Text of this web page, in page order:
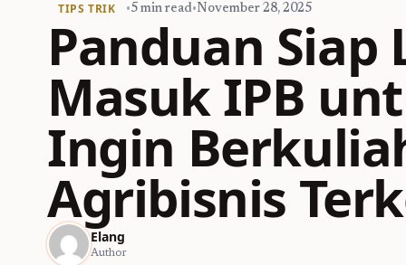
TIPS TRIK •5 min read•November 28, 2025
Panduan Siap
Masuk IPB
Ingin
Agribisnis
Elang
Author